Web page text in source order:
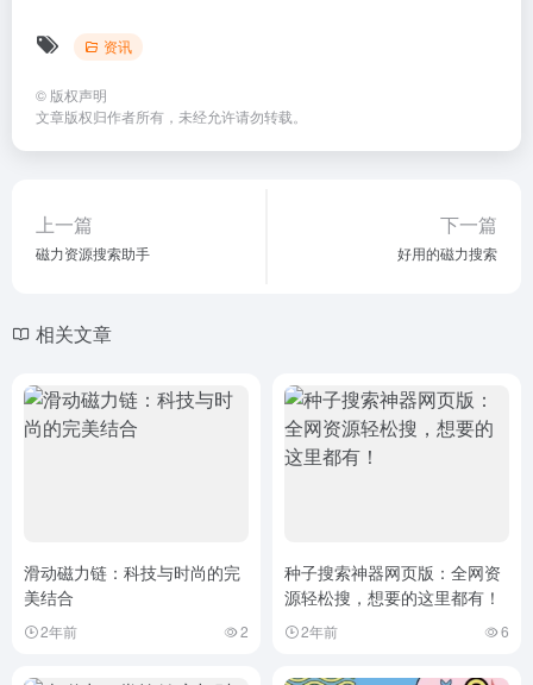
资讯
© 版权声明
文章版权归作者所有，未经允许请勿转载。
上一篇
磁力资源搜索助手
下一篇
好用的磁力搜索
相关文章
滑动磁力链：科技与时尚的完
美结合
2年前 2
种子搜索神器网页版：全网资
源轻松搜，想要的这里都有！
2年前 6